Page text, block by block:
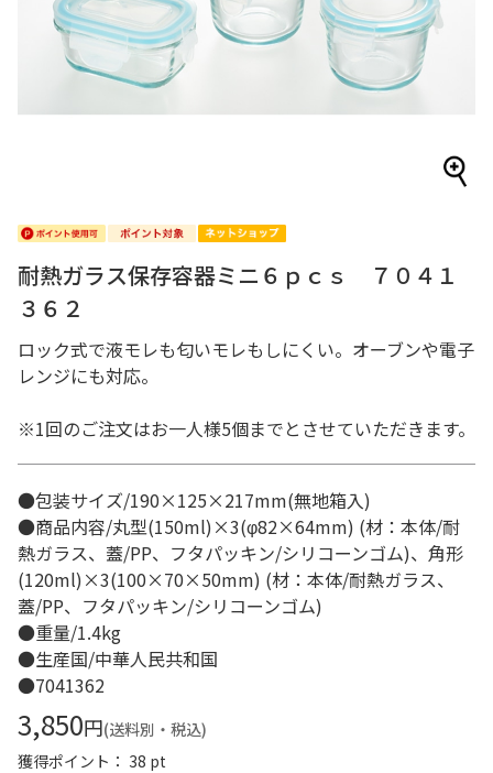
耐熱ガラス保存容器ミニ６ｐｃｓ ７０４１
３６２
ロック式で液モレも匂いモレもしにくい。オーブンや電子
レンジにも対応。
※1回のご注文はお一人様5個までとさせていただきます。
●包装サイズ/190×125×217mm(無地箱入)
●商品内容/丸型(150ml)×3(φ82×64mm) (材：本体/耐
熱ガラス、蓋/PP、フタパッキン/シリコーンゴム)、角形
(120ml)×3(100×70×50mm) (材：本体/耐熱ガラス、
蓋/PP、フタパッキン/シリコーンゴム)
●重量/1.4kg
●生産国/中華人民共和国
●7041362
3,850円(送料別・税込)
獲得ポイント： 38 pt